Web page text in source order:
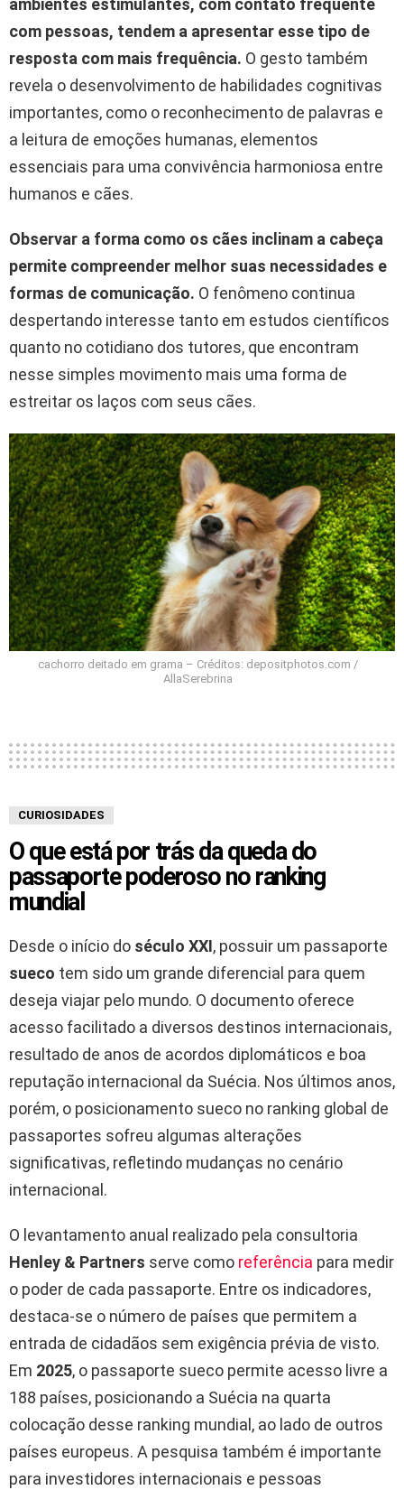
ambientes estimulantes, com contato frequente
com pessoas, tendem a apresentar esse tipo de
resposta com mais frequência. O gesto também
revela o desenvolvimento de habilidades cognitivas
importantes, como o reconhecimento de palavras e
a leitura de emoções humanas, elementos
essenciais para uma convivência harmoniosa entre
humanos e cães.
Observar a forma como os cães inclinam a cabeça
permite compreender melhor suas necessidades e
formas de comunicação. O fenômeno continua
despertando interesse tanto em estudos científicos
quanto no cotidiano dos tutores, que encontram
nesse simples movimento mais uma forma de
estreitar os laços com seus cães.
cachorro deitado em grama – Créditos: depositphotos.com /
AllaSerebrina
CURIOSIDADES
O que está por trás da queda do
passaporte poderoso no ranking
mundial
Desde o início do século XXI, possuir um passaporte
sueco tem sido um grande diferencial para quem
deseja viajar pelo mundo. O documento oferece
acesso facilitado a diversos destinos internacionais,
resultado de anos de acordos diplomáticos e boa
reputação internacional da Suécia. Nos últimos anos,
porém, o posicionamento sueco no ranking global de
passaportes sofreu algumas alterações
significativas, refletindo mudanças no cenário
internacional.
O levantamento anual realizado pela consultoria
Henley & Partners serve como referência para medir
o poder de cada passaporte. Entre os indicadores,
destaca-se o número de países que permitem a
entrada de cidadãos sem exigência prévia de visto.
Em 2025, o passaporte sueco permite acesso livre a
188 países, posicionando a Suécia na quarta
colocação desse ranking mundial, ao lado de outros
países europeus. A pesquisa também é importante
para investidores internacionais e pessoas